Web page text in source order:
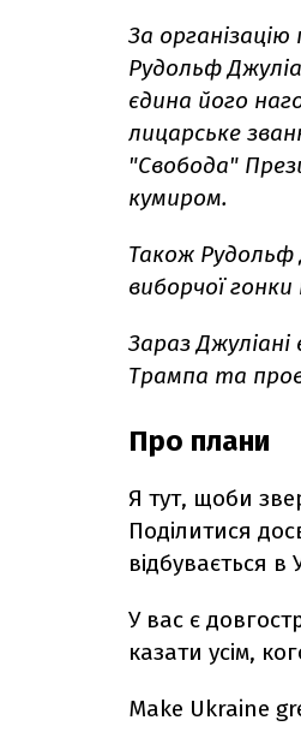
За
Рудольф
єдина його
лицарське
"Свобода"
кумиром.
Також Рудольф
виборчої
Зараз
Трампа та
Про плани
Я тут, щоби
Поділитися
відбувається в
У вас є
казати усім,
Make Ukraine